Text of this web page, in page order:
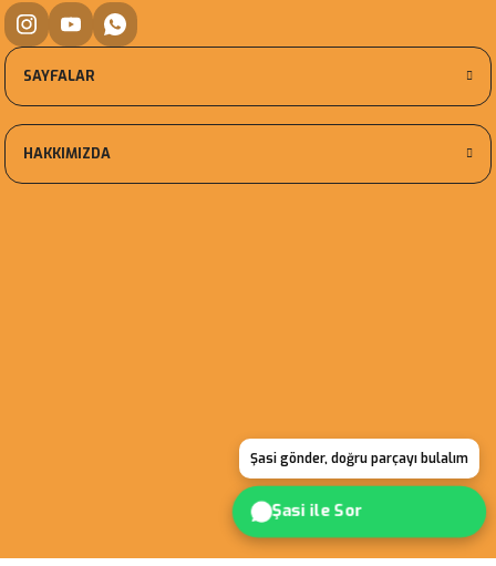
Şasi gönder, doğru parçayı bulalım
Şasi ile Sor
SAYFALAR
HAKKIMIZDA